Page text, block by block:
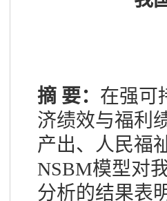
摘 要： 在强可
济绩效与福利
产出、人民福
NSBM模型对
分析的结果表